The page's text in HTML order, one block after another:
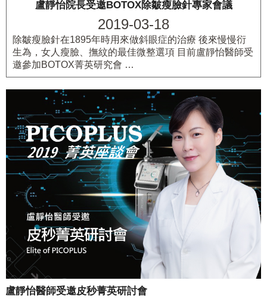
盧靜怡院長受邀BOTOX除皺瘦臉針專家會議
2019-03-18
除皺瘦臉針在1895年時用來做斜眼症的治療 後來慢慢衍
生為，女人瘦臉、撫紋的最佳微整選項 目前盧靜怡醫師受
邀參加BOTOX菁英研究會 …
盧靜怡醫師受邀皮秒菁英研討會